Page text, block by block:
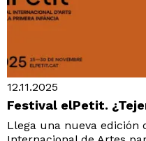
12.11.2025
Festival elPetit.
Llega una nueva edición